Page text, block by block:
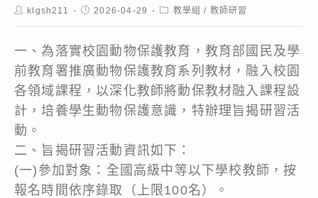
Postklgsh211
Post2026-04-29
Post教學組 / 教師研習
一、為落實校園動物保護教育，教育部國民及學
前教育署推廣動物保護教育系列教材，融入校園
各領域課程，以深化教師將動保教材融入課程設
計，培養學生動物保護意識，特辦理旨揭研習活
動。
二、旨揭研習活動資訊如下：
(一)參加對象：全國高級中等以下學校教師，按
報名時間依序錄取（上限100名）。